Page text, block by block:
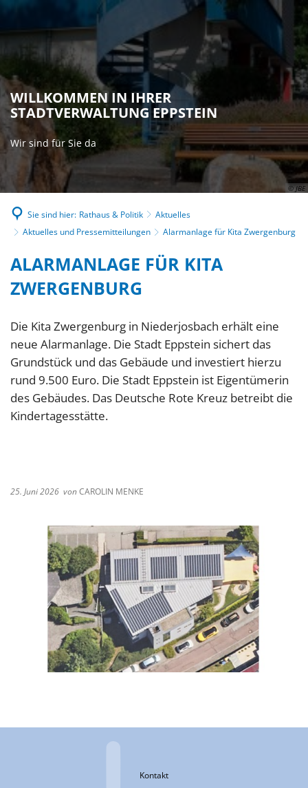
© JBE
WILLKOMMEN IN IHRER
STADTVERWALTUNG EPPSTEIN
Wir sind für Sie da
Sie sind hier: Rathaus & Politik
Aktuelles
Aktuelles und Pressemitteilungen
Alarmanlage für Kita Zwergenburg
ALARMANLAGE FÜR KITA
ZWERGENBURG
Die Kita Zwergenburg in Niederjosbach erhält eine
neue Alarmanlage. Die Stadt Eppstein sichert das
Grundstück und das Gebäude und investiert hierzu
rund 9.500 Euro. Die Stadt Eppstein ist Eigentümerin
des Gebäudes. Das Deutsche Rote Kreuz betreibt die
Kindertagesstätte.
25. Juni 2026 vonCAROLIN MENKE
Kontakt